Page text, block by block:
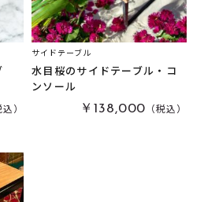
込）
サイドテーブル
水目桜のサイドテーブル・コ
ンソール
￥138,000 （税込）